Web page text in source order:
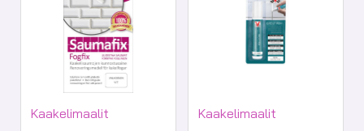
Tuotekategoriat:
Kaakelimaalit Tuotekategoriat:
Kaakelimaalit